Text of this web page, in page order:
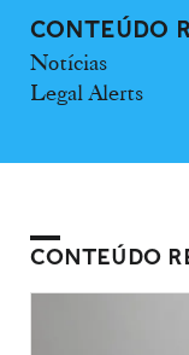
CONTEÚDO
Notícias
Legal Alerts
CONTEÚDO